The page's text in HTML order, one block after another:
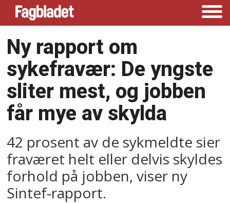
Ny rapport om
sykefravær: De yngste
sliter mest, og jobben
får mye av skylda
42 prosent av de sykmeldte sier
fraværet helt eller delvis skyldes
forhold på jobben, viser ny
Sintef-rapport.